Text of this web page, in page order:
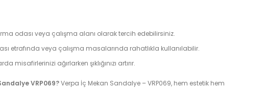
odası veya çalışma alanı olarak tercih edebilirsiniz.
etrafında veya çalışma masalarında rahatlıkla kullanılabilir.
misafirlerinizi ağırlarken şıklığınızı artırır.
VRP069?Verpa İç Mekan Sandalye – VRP069, hem estetik hem